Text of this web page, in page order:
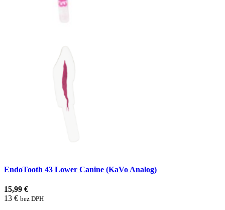
EndoTooth 43 Lower Canine (KaVo Analog)
15,99 €
13 € bez DPH